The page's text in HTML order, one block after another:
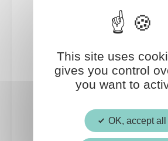
15
AOÛT
Visite guidée de
This site uses
gives you control
you want to
OK, accept all